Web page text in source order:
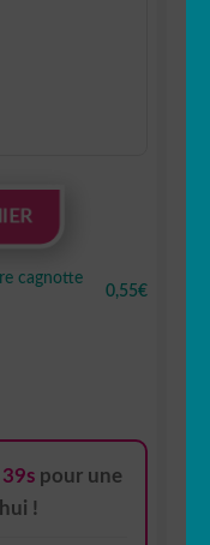
cagnotte
0,55€
pour une
!